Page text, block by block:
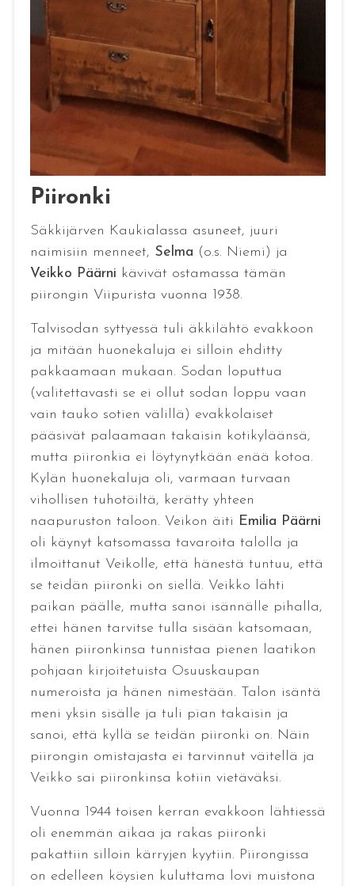
Piironki
Säkkijärven Kaukialassa asuneet, juuri
naimisiin menneet, Selma (o.s. Niemi) ja
Veikko Päärni kävivät ostamassa tämän
piirongin Viipurista vuonna 1938.
Talvisodan syttyessä tuli äkkilähtö evakkoon
ja mitään huonekaluja ei silloin ehditty
pakkaamaan mukaan. Sodan loputtua
(valitettavasti se ei ollut sodan loppu vaan
vain tauko sotien välillä) evakkolaiset
pääsivät palaamaan takaisin kotikyläänsä,
mutta piironkia ei löytynytkään enää kotoa.
Kylän huonekaluja oli, varmaan turvaan
vihollisen tuhotöiltä, kerätty yhteen
naapuruston taloon. Veikon äiti Emilia Päärni
oli käynyt katsomassa tavaroita talolla ja
ilmoittanut Veikolle, että hänestä tuntuu, että
se teidän piironki on siellä. Veikko lähti
paikan päälle, mutta sanoi isännälle pihalla,
ettei hänen tarvitse tulla sisään katsomaan,
hänen piironkinsa tunnistaa pienen laatikon
pohjaan kirjoitetuista Osuuskaupan
numeroista ja hänen nimestään. Talon isäntä
meni yksin sisälle ja tuli pian takaisin ja
sanoi, että kyllä se teidän piironki on. Näin
piirongin omistajasta ei tarvinnut väitellä ja
Veikko sai piironkinsa kotiin vietäväksi.
Vuonna 1944 toisen kerran evakkoon lähtiessä
oli enemmän aikaa ja rakas piironki
pakattiin silloin kärryjen kyytiin. Piirongissa
on edelleen köysien kuluttama lovi muistona